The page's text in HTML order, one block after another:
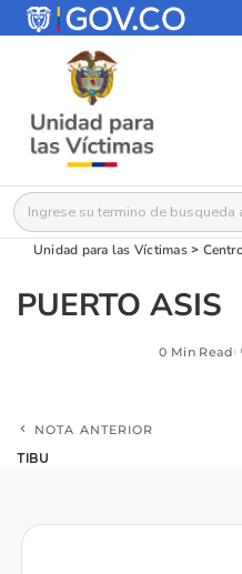
Buscar:
Unidad para las Víctimas>
PUERTO ASIS
0 Min Read
NOTA ANTERIOR
TIBU